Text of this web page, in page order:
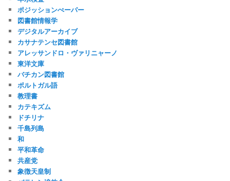
ポジッションぺーパー
図書館情報学
デジタルアーカイブ
カサナテンセ図書館
アレッサンドロ・ヴァリニャーノ
東洋文庫
バチカン図書館
ポルトガル語
教理書
カテキズム
ドチリナ
千島列島
和
平和革命
共産党
象徴天皇制